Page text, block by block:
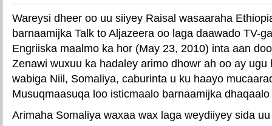
Wareysi dheer oo uu siiyey Raisal wasaaraha
barnaamijka Talk to Aljazeera oo laga daawado TV-
Engriiska maalmo ka hor (May 23, 2010) inta aan
Zenawi wuxuu ka hadaley arimo dhowr ah oo ay ugu
wabiga Niil, Somaliya, caburinta u ku haayo
Musuqmaasuqa loo isticmaalo barnaamijka
Arimaha Somaliya waxaa wax laga weydiiyey sida